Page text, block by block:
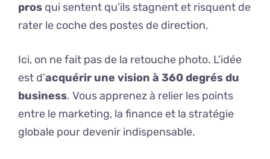
pros qui sentent qu’ils stagnent et risquent de
rater le coche des postes de direction.
Ici, on ne fait pas de la retouche photo. L’idée
est d’acquérir une vision à 360 degrés du
business. Vous apprenez à relier les points
entre le marketing, la finance et la stratégie
globale pour devenir indispensable.